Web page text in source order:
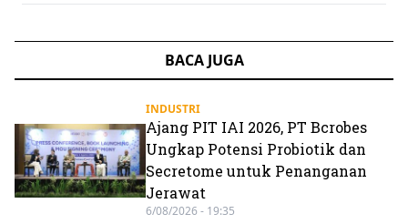
BACA JUGA
INDUSTRI
Ajang PIT IAI 2026, PT Bcrobes
Ungkap Potensi Probiotik dan
Secretome untuk Penanganan
Jerawat
6/08/2026 - 19:35